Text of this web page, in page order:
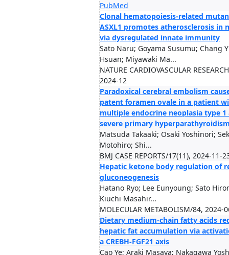
PubMed
Clonal hematopoiesis-related
ASXL1 promotes atherosclerosis in
via dysregulated innate immunity
Sato Naru; Goyama Susumu; Chang
Hsuan; Miyawaki Ma...
NATURE CARDIOVASCULAR
2024-12
Paradoxical cerebral embolism
patent foramen ovale in a patient
multiple endocrine neoplasia type 1
severe primary
Matsuda Takaaki; Osaki Yoshinori;
Motohiro; Shi...
BMJ CASE REPORTS/17(11), 2024-11-
Hepatic ketone body regulation of
gluconeogenesis
Hatano Ryo; Lee Eunyoung; Sato
Kiuchi Masahir...
MOLECULAR METABOLISM/84, 2024-
Dietary medium-chain fatty acids
hepatic fat accumulation via
a CREBH-FGF21 axis
Cao Ye; Araki Masaya; Nakagawa